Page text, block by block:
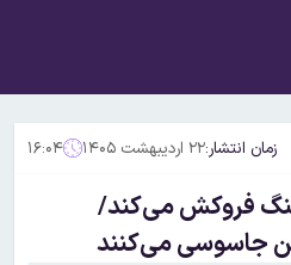
زمان انتشار:۲۲ اردیبهشت ۱۴۰۵ ۱۶:۰۴
فروکش می‌کند/
جاسوسی می‌کنند